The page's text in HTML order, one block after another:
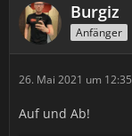
Burgiz
Anfänger
26. Mai 2021 um 12:35
Auf und Ab!